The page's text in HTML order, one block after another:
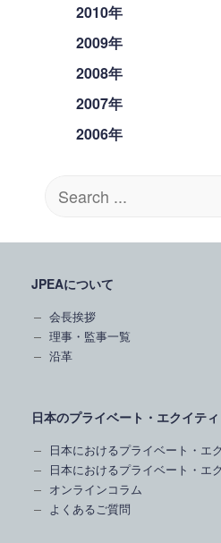
2010年
2009年
2008年
2007年
2006年
for:
JPEAについて
会長挨拶
理事・監事一覧
沿革
日本のプライベート・エクイティ
日本におけるプライベート・エ
日本におけるプライベート・エ
オンラインコラム
よくあるご質問